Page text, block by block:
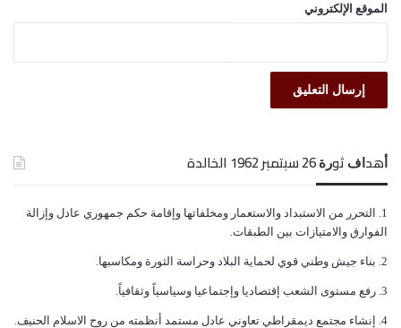
الموقع الإلكتروني
ﺃﻫﺪﺍﻑ ﺛﻮﺭﺓ 26 ﺳﺒﺘﻤﺒﺮ 1962 الخالدة
ﺍﻟﺘﺤﺮﺭ ﻣﻦ ﺍﻻﺳﺘﺒﺪﺍﺩ ﻭﺍﻻﺳﺘﻌﻤﺎﺭ ﻭﻣﺨﻠﻔﺎﺗﻬﺎ ﻭﺇﻗﺎﻣﺔ ﺣﻜﻢ ﺟﻤﻬﻮﺭﻱ ﻋﺎﺩﻝ ﻭﺇﺯﺍﻟﺔ
ﺍﻟﻔﻮﺍﺭﻕ ﻭﺍﻻﻣﺘﻴﺎﺯﺍﺕ ﺑﻴﻦ ﺍﻟﻄﺒﻘﺎﺕ.
ﺑﻨﺎﺀ ﺟﻴﺶ ﻭﻃﻨﻲ ﻗﻮﻱ ﻟﺤﻤﺎﻳﺔ ﺍﻟﺒﻼﺩ ﻭﺣﺮﺍﺳﺔ ﺍﻟﺜﻮﺭﺓ ﻭﻣﻜﺎﺳﺒﻬﺎ.
ﺭﻓﻊ ﻣﺴﺘﻮﻯ ﺍﻟﺸﻌﺐ ﺇﻗﺘﺼﺎﺩﻳﺎ ﻭﺇﺟﺘﻤﺎﻋﻴﺎ ﻭﺳﻴﺎﺳﻴﺎً ﻭﺛﻘﺎﻓﻴﺎً.
ﺇﻧﺸﺎﺀ ﻣﺠﺘﻤﻊ ﺩﻳﻤﻘﺮﺍﻃﻲ ﺗﻌﺎﻭﻧﻲ ﻋﺎﺩﻝ ﻣﺴﺘﻤﺪ ﺃﻧﻈﻤﺘﻪ ﻣﻦ ﺭﻭﺡ ﺍﻻﺳﻼﻡ ﺍﻟﺤﻨﻴﻒ.